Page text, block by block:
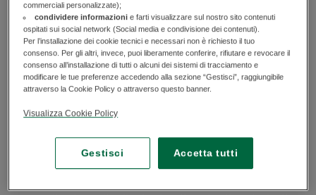
I servizi offerti coprono tutte le fasi di unLeveraged Buy-
out(LBO):
origination tramite una gestione su base continuativa
della relazione con i maggiori financial sponsor
organizzazione, structuring e execution dell’operazione
credito, due diligence, legal documentation, garanzie)
supporto alla collocazione e distribuzione del debito
commerciali personalizzate);
condividere informazionie farti visualizzare sul nostro sito contenuti
ospitati sui social network (Social media e condivisione dei contenuti).
Per l’installazione dei cookie tecnici e necessari non è richiesto il tuo
consenso. Per gli altri, invece, puoi liberamente conferire, rifiutare e revocare il
consenso all’installazione di tutti o alcuni dei sistemi di tracciamento e
modificare le tue preferenze accedendo alla sezione “Gestisci”, raggiungibile
attraverso la Cookie Policy o attraverso questo banner.
Visualizza Cookie Policy
Gestisci Accetta tutti